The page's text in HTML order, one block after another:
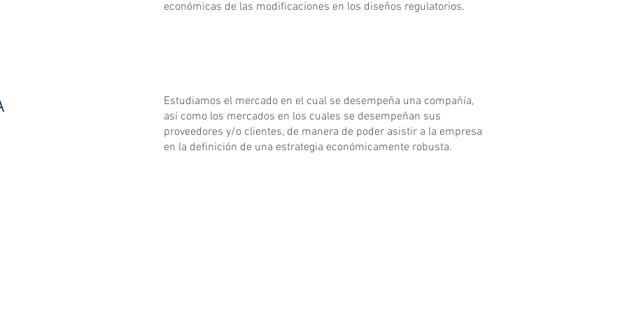
económicas de las modificaciones en los diseños regulatorios.
Estudiamos el mercado en el cual se desempeña una compañía,
así como los mercados en los cuales se desempeñan sus
proveedores y/o clientes, de manera de poder asistir a la empresa
en la definición de una estrategia económicamente robusta.